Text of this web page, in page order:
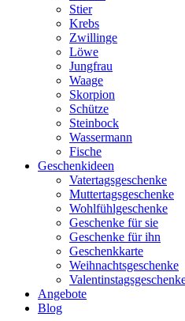
Stier
Krebs
Zwillinge
Löwe
Jungfrau
Waage
Skorpion
Schütze
Steinbock
Wassermann
Fische
Geschenkideen
Vatertagsgeschenke
Muttertagsgeschenke
Wohlfühlgeschenke
Geschenke für sie
Geschenke für ihn
Geschenkkarte
Weihnachtsgeschenke
Angebote
Blog